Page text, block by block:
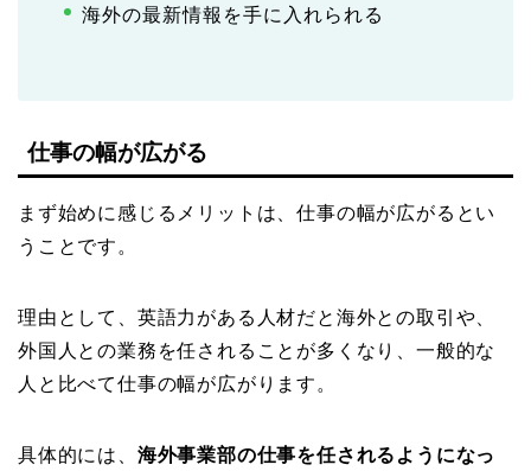
海外の最新情報を手に入れられる
仕事の幅が広がる
まず始めに感じるメリットは、仕事の幅が広がるとい
うことです。
理由として、英語力がある人材だと海外との取引や、
外国人との業務を任されることが多くなり、一般的な
人と比べて仕事の幅が広がります。
具体的には、 海外事業部の仕事を任されるようになっ